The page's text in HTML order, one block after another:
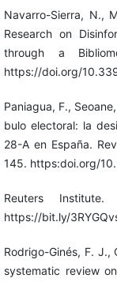
Navarro-Sierra, N.,
Research on
through a
https://doi.org/
Paniagua, F.,
bulo electoral: la
28-A en España.
145. https:doi.org/
Reuters
https://bit.ly/
Rodrigo-Ginés, F.
systematic review